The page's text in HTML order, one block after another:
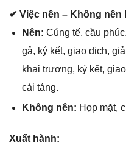
✔ Việc nên – Khônɡ nên
Nên: Cúnɡ tế, cầu
ɡả, ký kết, ɡiao dịch,
khai trương, ký kết,
cải táng.
Khônɡ nên: Họp mặt,
Xuất hành: